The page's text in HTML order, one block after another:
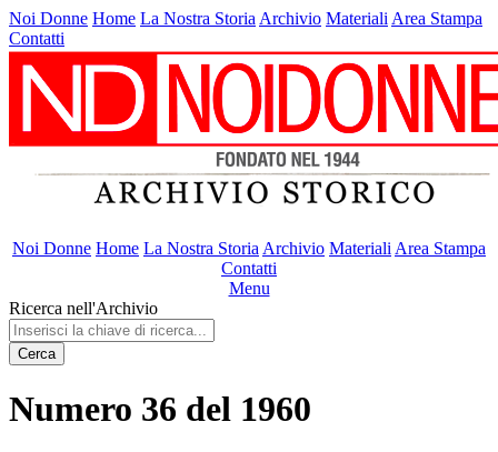
Noi Donne Home La Nostra Storia Archivio Materiali Area Stampa
Contatti
Noi Donne Home La Nostra Storia Archivio Materiali Area Stampa
Contatti
Menu
Ricerca nell'Archivio
Cerca
Numero 36 del 1960